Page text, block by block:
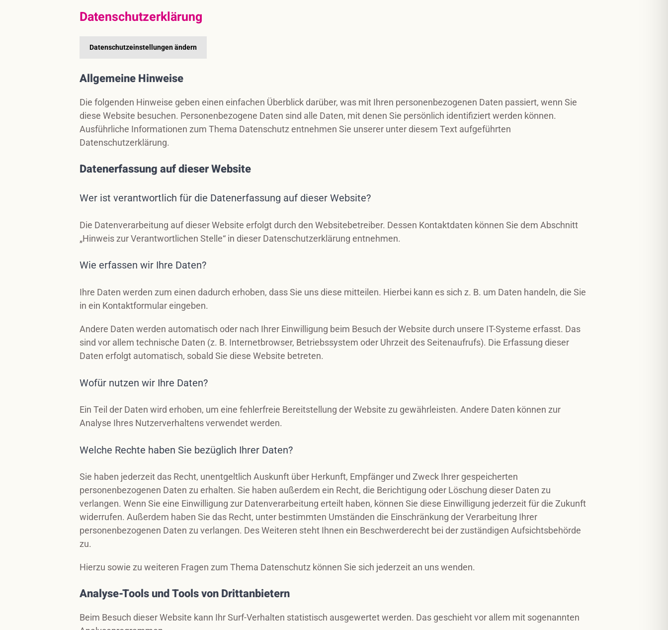
Datenschutz­erklärung
Datenschutzeinstellungen ändern
Allgemeine Hinweise
Die folgenden Hinweise geben einen einfachen Überblick darüber, was mit Ihren personenbezogenen Daten passiert, wenn Sie
diese Website besuchen. Personenbezogene Daten sind alle Daten, mit denen Sie persönlich identifiziert werden können.
Ausführliche Informationen zum Thema Datenschutz entnehmen Sie unserer unter diesem Text aufgeführten
Datenschutzerklärung.
Datenerfassung auf dieser Website
Wer ist verantwortlich für die Datenerfassung auf dieser Website?
Die Datenverarbeitung auf dieser Website erfolgt durch den Websitebetreiber. Dessen Kontaktdaten können Sie dem Abschnitt
„Hinweis zur Verantwortlichen Stelle“ in dieser Datenschutzerklärung entnehmen.
Wie erfassen wir Ihre Daten?
Ihre Daten werden zum einen dadurch erhoben, dass Sie uns diese mitteilen. Hierbei kann es sich z. B. um Daten handeln, die Sie
in ein Kontaktformular eingeben.
Andere Daten werden automatisch oder nach Ihrer Einwilligung beim Besuch der Website durch unsere IT-Systeme erfasst. Das
sind vor allem technische Daten (z. B. Internetbrowser, Betriebssystem oder Uhrzeit des Seitenaufrufs). Die Erfassung dieser
Daten erfolgt automatisch, sobald Sie diese Website betreten.
Wofür nutzen wir Ihre Daten?
Ein Teil der Daten wird erhoben, um eine fehlerfreie Bereitstellung der Website zu gewährleisten. Andere Daten können zur
Analyse Ihres Nutzerverhaltens verwendet werden.
Welche Rechte haben Sie bezüglich Ihrer Daten?
Sie haben jederzeit das Recht, unentgeltlich Auskunft über Herkunft, Empfänger und Zweck Ihrer gespeicherten
personenbezogenen Daten zu erhalten. Sie haben außerdem ein Recht, die Berichtigung oder Löschung dieser Daten zu
verlangen. Wenn Sie eine Einwilligung zur Datenverarbeitung erteilt haben, können Sie diese Einwilligung jederzeit für die Zukunft
widerrufen. Außerdem haben Sie das Recht, unter bestimmten Umständen die Einschränkung der Verarbeitung Ihrer
personenbezogenen Daten zu verlangen. Des Weiteren steht Ihnen ein Beschwerderecht bei der zuständigen Aufsichtsbehörde
zu.
Hierzu sowie zu weiteren Fragen zum Thema Datenschutz können Sie sich jederzeit an uns wenden.
Analyse-Tools und Tools von Dritt­anbietern
Beim Besuch dieser Website kann Ihr Surf-Verhalten statistisch ausgewertet werden. Das geschieht vor allem mit sogenannten